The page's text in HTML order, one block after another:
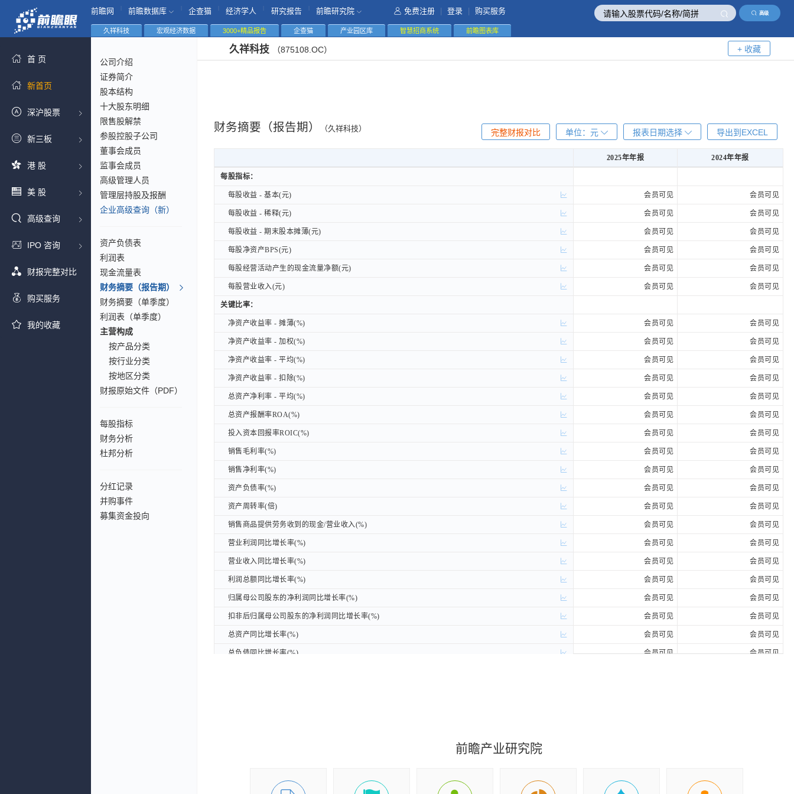
高级
前瞻网 前瞻数据库 企查猫 经济学人 研究报告 前瞻研究院 免费注册 登录 购买服务
首 页
新首页
深沪股票
新三板
港 股
美 股
高级查询
IPO 咨询
财报完整对比
购买服务
我的收藏
久祥科技 宏观经济数据 3000+精品报告 企查猫 产业园区库 智慧招商系统 前瞻图表库
公司介绍
证券简介
股本结构
十大股东明细
限售股解禁
参股控股子公司
董事会成员
监事会成员
高级管理人员
管理层持股及报酬
企业高级查询（新）
资产负债表
利润表
现金流量表
财务摘要（报告期）
财务摘要（单季度）
利润表（单季度）
主营构成
按产品分类
按行业分类
按地区分类
财报原始文件（PDF）
每股指标
财务分析
杜邦分析
分红记录
并购事件
募集资金投向
久祥科技 （875108.OC） + 收藏
财务摘要（报告期） （久祥科技） 导出到EXCEL
报表日期选择
单位： 元
完整财报对比
2025年年报
2024年年报
每股指标：
每股收益 - 基本(元) 会员可见 会员可见
每股收益 - 稀释(元) 会员可见 会员可见
每股收益 - 期末股本摊薄(元) 会员可见 会员可见
每股净资产BPS(元) 会员可见 会员可见
每股经营活动产生的现金流量净额(元) 会员可见 会员可见
每股营业收入(元) 会员可见 会员可见
关键比率：
净资产收益率 - 摊薄(%) 会员可见 会员可见
净资产收益率 - 加权(%) 会员可见 会员可见
净资产收益率 - 平均(%) 会员可见 会员可见
净资产收益率 - 扣除(%) 会员可见 会员可见
总资产净利率 - 平均(%) 会员可见 会员可见
总资产报酬率ROA(%) 会员可见 会员可见
投入资本回报率ROIC(%) 会员可见 会员可见
销售毛利率(%) 会员可见 会员可见
销售净利率(%) 会员可见 会员可见
资产负债率(%) 会员可见 会员可见
资产周转率(倍) 会员可见 会员可见
销售商品提供劳务收到的现金/营业收入(%) 会员可见 会员可见
营业利润同比增长率(%) 会员可见 会员可见
营业收入同比增长率(%) 会员可见 会员可见
利润总额同比增长率(%) 会员可见 会员可见
归属母公司股东的净利润同比增长率(%) 会员可见 会员可见
扣非后归属母公司股东的净利润同比增长率(%) 会员可见 会员可见
总资产同比增长率(%) 会员可见 会员可见
总负债同比增长率(%) 会员可见 会员可见
每股指标：
每股收益 - 基本(元)
每股收益 - 稀释(元)
每股收益 - 期末股本摊薄(元)
每股净资产BPS(元)
每股经营活动产生的现金流量净额(元)
每股营业收入(元)
关键比率：
净资产收益率 - 摊薄(%)
净资产收益率 - 加权(%)
净资产收益率 - 平均(%)
净资产收益率 - 扣除(%)
总资产净利率 - 平均(%)
总资产报酬率ROA(%)
投入资本回报率ROIC(%)
销售毛利率(%)
销售净利率(%)
资产负债率(%)
资产周转率(倍)
销售商品提供劳务收到的现金/营业收入(%)
营业利润同比增长率(%)
营业收入同比增长率(%)
利润总额同比增长率(%)
归属母公司股东的净利润同比增长率(%)
扣非后归属母公司股东的净利润同比增长率(%)
总资产同比增长率(%)
总负债同比增长率(%)
前瞻产业研究院